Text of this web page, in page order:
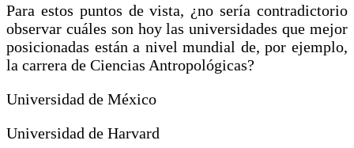
Para estos puntos de vista, ¿no sería contradictorio
observar cuáles son hoy las universidades que mejor
posicionadas están a nivel mundial de, por ejemplo,
la carrera de Ciencias Antropológicas?
Universidad de México
Universidad de Harvard